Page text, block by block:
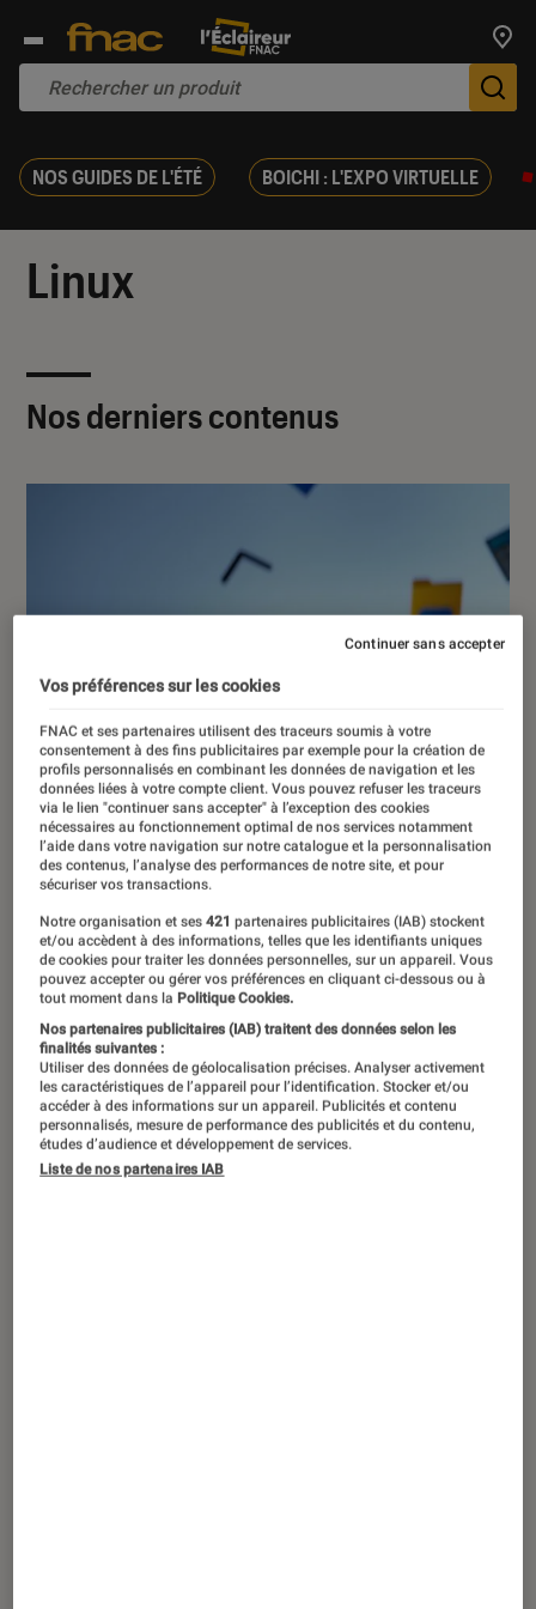
NOS GUIDES DE L'ÉTÉ BOICHI : L'EXPO VIRTUELLE
Linux
Nos derniers contenus
L’État français va drastiquement réduire
sa dépendance à Windows
ACTU
Informatique •
Vos préférences sur les cookies
FNAC et ses partenaires utilisent des traceurs soumis à votre
consentement à des fins publicitaires par exemple pour la création de
profils personnalisés en combinant les données de navigation et les
données liées à votre compte client. Vous pouvez refuser les traceurs
via le lien "continuer sans accepter" à l’exception des cookies
nécessaires au fonctionnement optimal de nos services notamment
l’aide dans votre navigation sur notre catalogue et la personnalisation
des contenus, l’analyse des performances de notre site, et pour
sécuriser vos transactions.
Notre organisation et ses421 partenaires publicitaires (IAB) stockent
et/ou accèdent à des informations, telles que les identifiants uniques
de cookies pour traiter les données personnelles, sur un appareil. Vous
pouvez accepter ou gérer vos préférences en cliquant ci-dessous ou à
tout moment dans la Politique Cookies.
Nos partenaires publicitaires (IAB) traitent des données selon les
finalités suivantes :
Utiliser des données de géolocalisation précises. Analyser activement
les caractéristiques de l’appareil pour l’identification. Stocker et/ou
accéder à des informations sur un appareil. Publicités et contenu
personnalisés, mesure de performance des publicités et du contenu,
études d’audience et développement de services.
Liste de nos partenaires IAB
Continuer sans accepter